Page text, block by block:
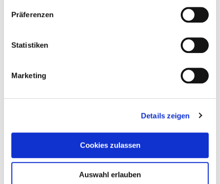
Präferenzen
Statistiken
Marketing
Details zeigen
Cookies zulassen
Auswahl erlauben